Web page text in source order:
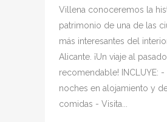
Villena conoceremos la
patrimonio de una de las
más interesantes del
Alicante. ¡Un viaje al
recomendable! INCLUYE: -
noches en alojamiento y
comidas - Visita...